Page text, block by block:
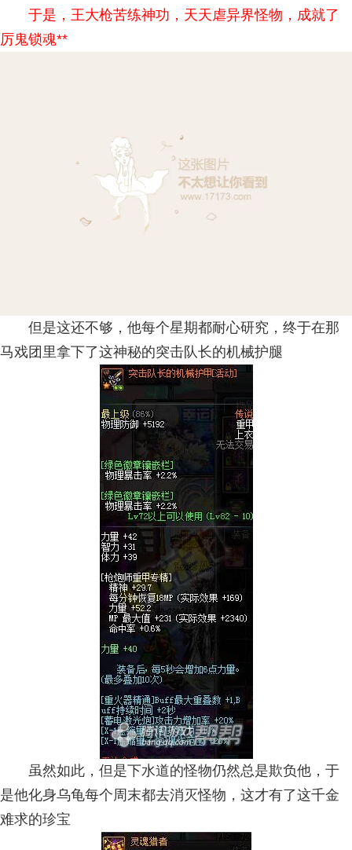
于是，王大枪苦练神功，天天虐异界怪物，成就了
厉鬼锁魂**
但是这还不够，他每个星期都耐心研究，终于在那
马戏团里拿下了这神秘的突击队长的机械护腿
虽然如此，但是下水道的怪物仍然总是欺负他，于
是他化身乌龟每个周末都去消灭怪物，这才有了这千金
难求的珍宝